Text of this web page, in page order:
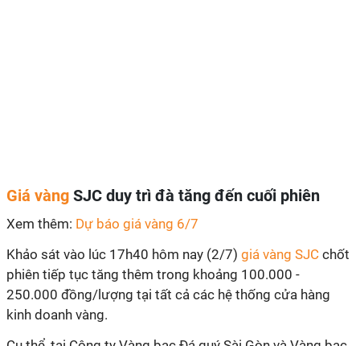
Giá vàng SJC duy trì đà tăng đến cuối phiên
Xem thêm: Dự báo giá vàng 6/7
Khảo sát vào lúc 17h40 hôm nay (2/7) giá vàng SJC chốt
phiên tiếp tục tăng thêm trong khoảng 100.000 -
250.000 đồng/lượng tại tất cả các hệ thống cửa hàng
kinh doanh vàng.